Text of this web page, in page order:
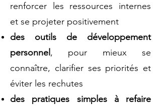
renforcer les ressources internes
et se projeter positivement
des outils de développement
personnel, pour mieux se
connaître, clarifier ses priorités et
éviter les rechutes
des pratiques simples à refaire